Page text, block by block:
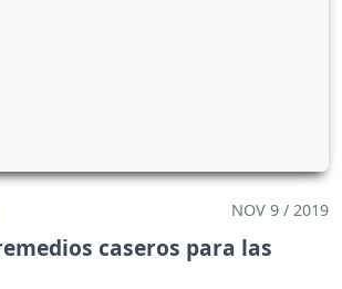
NOV 9 / 2019
caseros para las